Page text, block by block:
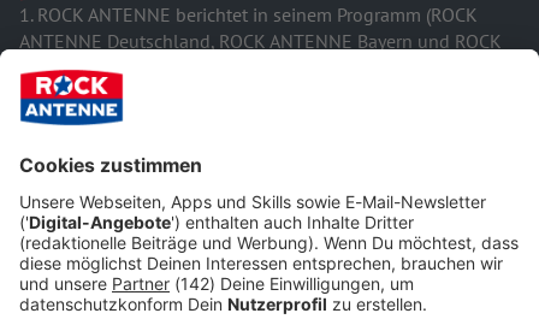
1. ROCK ANTENNE berichtet in seinem Programm (ROCK
ANTENNE Deutschland, ROCK ANTENNE Bayern und ROCK
ANTENNE in NRW) über verschiedene redaktionelle Inhalte,
Unterhaltungs- oder Servicethemen sowie sonstige
Rubriken. ROCK ANTENNE hat dabei immer wieder Bedarf an
bestimmten Berufsgruppen, Erfahrungsberichten,
Meinungsumfragen oder sonstigen programmlichen
Themen. Hierzu will ROCK ANTENNE seine Hörer einbinden,
befragen und mit Ihnen in den Austausch treten.
2. Der Hörer ist damit einverstanden, dass ROCK ANTENNE